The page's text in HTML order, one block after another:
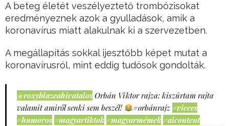
A beteg életét veszélyeztető trombózisokat
eredményeznek azok a gyulladások, amik a
koronavírus miatt alakulnak ki a szervezetben.
A megállapítás sokkal ijesztőbb képet mutat a
koronavírusról, mint eddig tudósok gondolták.
@roxyblazeahivatalos Orbán Viktor rajza: kiszúrtam rajta
valamit amiről senki sem beszél!
#orbánrajz #vicces
#humoros #magyartiktok #magyarmémek #aicontent